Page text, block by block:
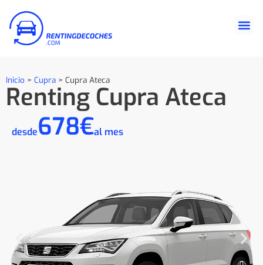
Inicio > Cupra > Cupra Ateca
Renting Cupra Ateca
desde678€al mes